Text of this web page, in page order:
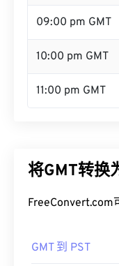
09:00 pm GMT
10:00 pm GMT
11:00 pm GMT
将GMT转换
FreeConvert.com
GMT 到 PST